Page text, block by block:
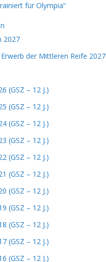
für Olympia“
2027
der Mittleren Reife 2027
(GSZ – 12 J.)
(GSZ – 12 J.)
(GSZ – 12 J.)
(GSZ – 12 J.)
(GSZ – 12 J.)
(GSZ – 12 J.)
(GSZ – 12 J.)
(GSZ – 12 J.)
(GSZ – 12 J.)
(GSZ – 12 J.)
(GSZ – 12 J.)